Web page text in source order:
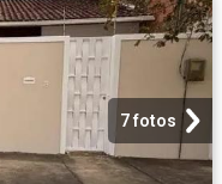
7 fotos